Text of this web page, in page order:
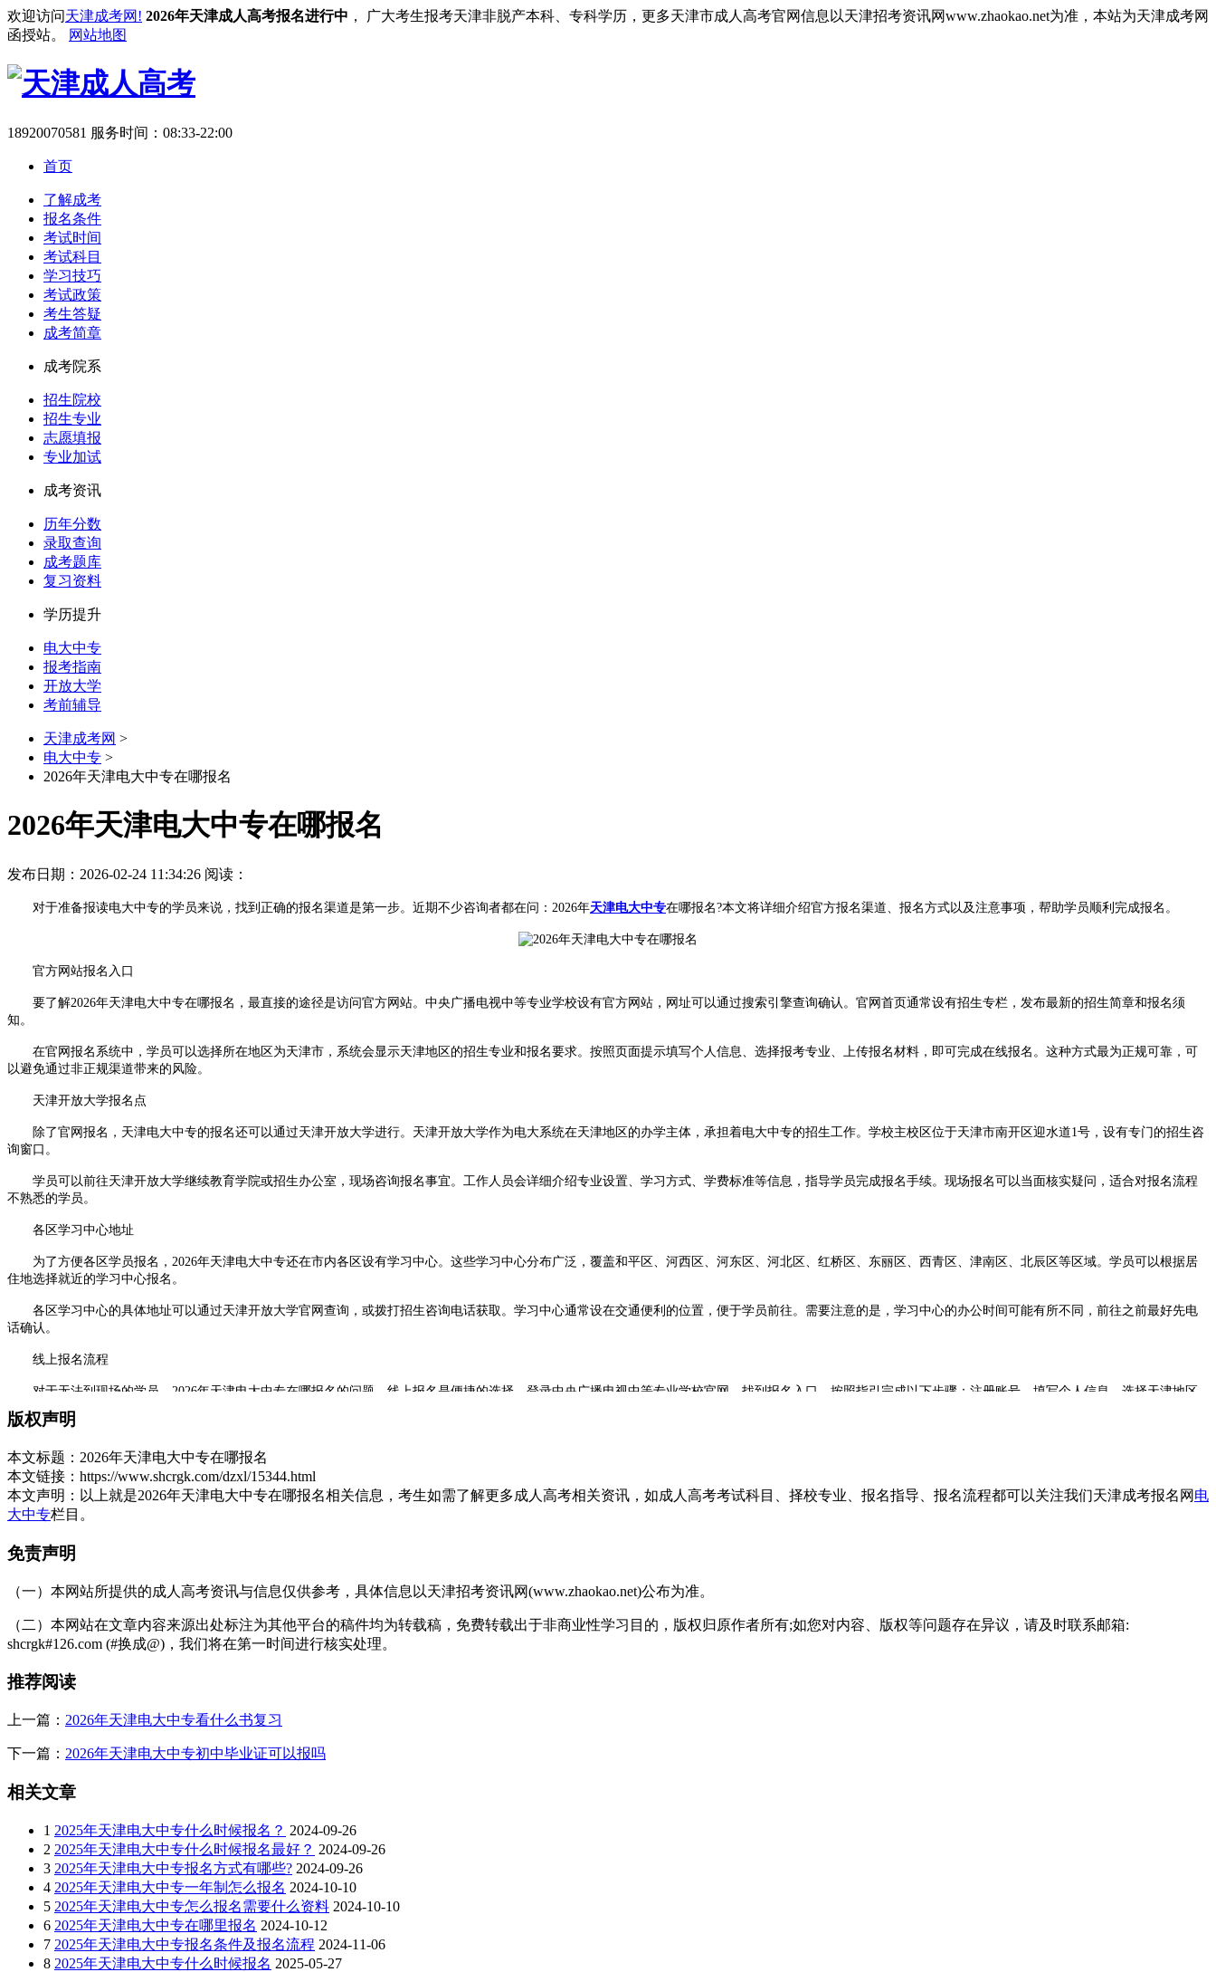
欢迎访问天津成考网! 2026年天津成人高考报名进行中 ， 广大考生报考天津非脱产本科、专科学历，更多天津市成人高考官网信息以天津招考资讯网www.zhaokao.net为准，本站为天津成考网
函授站。
网站地图
18920070581 服务时间：08:33-22:00
首页
了解成考
报名条件
考试时间
考试科目
学习技巧
考试政策
考生答疑
成考简章
成考院系
招生院校
招生专业
志愿填报
专业加试
成考资讯
历年分数
录取查询
成考题库
复习资料
学历提升
电大中专
报考指南
开放大学
考前辅导
天津成考网 >
电大中专 >
2026年天津电大中专在哪报名
2026年天津电大中专在哪报名
发布日期：2026-02-24 11:34:26 阅读：
对于准备报读电大中专的学员来说，找到正确的报名渠道是第一步。近期不少咨询者都在问：2026年天津电大中专在哪报名?本文将详细介绍官方报名渠道、报名方式以及注意事项，帮助学员顺利完成报名。
官方网站报名入口
要了解2026年天津电大中专在哪报名，最直接的途径是访问官方网站。中央广播电视中等专业学校设有官方网站，网址可以通过搜索引擎查询确认。官网首页通常设有招生专栏，发布最新的招生简章和报名须
知。
在官网报名系统中，学员可以选择所在地区为天津市，系统会显示天津地区的招生专业和报名要求。按照页面提示填写个人信息、选择报考专业、上传报名材料，即可完成在线报名。这种方式最为正规可靠，可
以避免通过非正规渠道带来的风险。
天津开放大学报名点
除了官网报名，天津电大中专的报名还可以通过天津开放大学进行。天津开放大学作为电大系统在天津地区的办学主体，承担着电大中专的招生工作。学校主校区位于天津市南开区迎水道1号，设有专门的招生咨
询窗口。
学员可以前往天津开放大学继续教育学院或招生办公室，现场咨询报名事宜。工作人员会详细介绍专业设置、学习方式、学费标准等信息，指导学员完成报名手续。现场报名可以当面核实疑问，适合对报名流程
不熟悉的学员。
各区学习中心地址
为了方便各区学员报名，2026年天津电大中专还在市内各区设有学习中心。这些学习中心分布广泛，覆盖和平区、河西区、河东区、河北区、红桥区、东丽区、西青区、津南区、北辰区等区域。学员可以根据居
住地选择就近的学习中心报名。
各区学习中心的具体地址可以通过天津开放大学官网查询，或拨打招生咨询电话获取。学习中心通常设在交通便利的位置，便于学员前往。需要注意的是，学习中心的办公时间可能有所不同，前往之前最好先电
话确认。
线上报名流程
对于无法到现场的学员，2026年天津电大中专在哪报名的问题，线上报名是便捷的选择。登录中央广播电视中等专业学校官网，找到报名入口，按照指引完成以下步骤：注册账号、填写个人信息、选择天津地区
及报考专业、上传身份证和学历证明照片、确认信息提交。
报名材料准备
无论通过哪种渠道报名，都需要提前准备好相关材料。本人身份证原件及复印件是必备材料，用于核实身份信息。前置学历证明也需要提供，通常为初中或高中毕业证书。如果毕业证遗失，可以咨询招生老师是
否有替代方案。
近期免冠彩色证件照也需要准备，照片要求为蓝色或白色背景，像素尺寸符合系统规定。部分报名渠道可能需要电子版照片，可以提前准备好保存在手机或电脑中。
咨询电话与核实
对于2026年天津电大中专在哪报名仍有疑问的学员，可以拨打官方招生咨询电话。天津开放大学官网会公布招生咨询热线，学员可以在工作时间拨打电话咨询。电话咨询可以快速了解报名要求、专业选择、学费
标准等基本信息。
理。
警惕非正规渠道
在了解2026年天津电大中专在哪报名的同时，也需要警惕非正规渠道。一些机构可能宣传可以“代理报名”“快速拿证”，这些说法往往不实。正规报名需要学员本人提供真实信息，不存在完全由他人代理的捷径。
按照要求完成信息填写和缴费，即可顺利注册学籍。找到正确的报名地点，是开启电大中专学习的第一步，也是保障自身权益的重要环节。
展开全文
版权声明
本文标题： 2026年天津电大中专在哪报名
本文链接： https://www.shcrgk.com/dzxl/15344.html
本文声明： 以上就是2026年天津电大中专在哪报名相关信息，考生如需了解更多成人高考相关资讯，如成人高考考试科目、择校专业、报名指导、报名流程都可以关注我们天津成考报名网 电
大中专栏目。
免责声明
（一）本网站所提供的成人高考资讯与信息仅供参考，具体信息以天津招考资讯网(www.zhaokao.net)公布为准。
（二）本网站在文章内容来源出处标注为其他平台的稿件均为转载稿，免费转载出于非商业性学习目的，版权归原作者所有;如您对内容、版权等问题存在异议，请及时联系邮箱:
shcrgk#126.com (#换成@)，我们将在第一时间进行核实处理。
推荐阅读
上一篇： 2026年天津电大中专看什么书复习
下一篇： 2026年天津电大中专初中毕业证可以报吗
相关文章
1 2025年天津电大中专什么时候报名？ 2024-09-26
2 2025年天津电大中专什么时候报名最好？ 2024-09-26
3 2025年天津电大中专报名方式有哪些? 2024-09-26
4 2025年天津电大中专一年制怎么报名 2024-10-10
5 2025年天津电大中专怎么报名需要什么资料 2024-10-10
6 2025年天津电大中专在哪里报名 2024-10-12
7 2025年天津电大中专报名条件及报名流程 2024-11-06
8 2025年天津电大中专什么时候报名 2025-05-27